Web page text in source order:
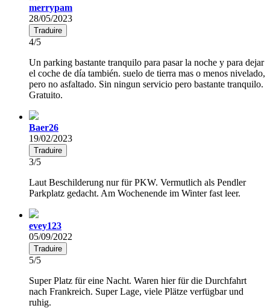
merrypam
28/05/2023
Traduire
4/5
Un parking bastante tranquilo para pasar la noche y para dejar
el coche de día también. suelo de tierra mas o menos nivelado,
pero no asfaltado. Sin ningun servicio pero bastante tranquilo.
Gratuito.
Baer26
19/02/2023
Traduire
3/5
Laut Beschilderung nur für PKW. Vermutlich als Pendler
Parkplatz gedacht. Am Wochenende im Winter fast leer.
evey123
05/09/2022
Traduire
5/5
Super Platz für eine Nacht. Waren hier für die Durchfahrt
nach Frankreich. Super Lage, viele Plätze verfügbar und
ruhig.